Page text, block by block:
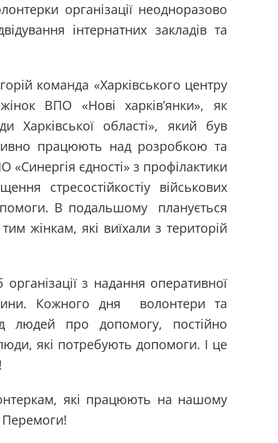
організації неодноразово
інтернатних закладів та
команда «Харківського центру
ВПО «Нові харків’янки», як
Харківської області», який був
працюють над розробкою та
єдності» з профілактики
стресостійкостіу військових
В подальшому планується
жінкам, які виїхали з територій
з надання оперативної
Кожного дня волонтери та
людей про допомогу, постійно
які потребують допомоги. І це
які працюють на нашому
Перемоги!